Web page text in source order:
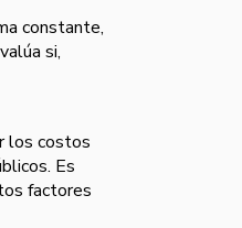
constante,
si,
los costos
Es
factores